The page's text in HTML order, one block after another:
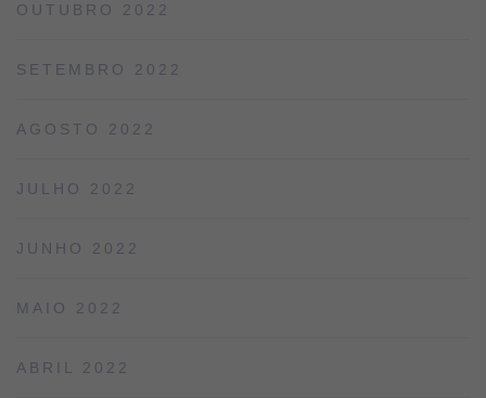
OUTUBRO 2022
SETEMBRO 2022
AGOSTO 2022
JULHO 2022
JUNHO 2022
MAIO 2022
ABRIL 2022